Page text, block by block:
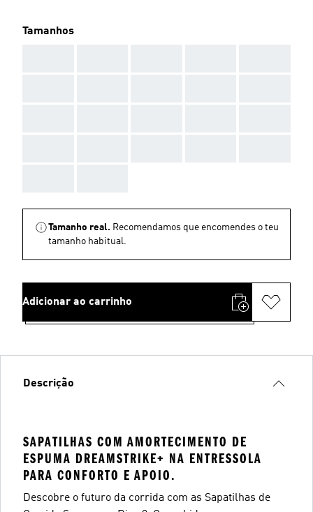
Tamanhos
Tamanho real. Recomendamos que encomendes o teu
tamanho habitual.
Adicionar ao carrinho
Descrição
SAPATILHAS COM AMORTECIMENTO DE
ESPUMA DREAMSTRIKE+ NA ENTRESSOLA
PARA CONFORTO E APOIO.
Descobre o futuro da corrida com as Sapatilhas de